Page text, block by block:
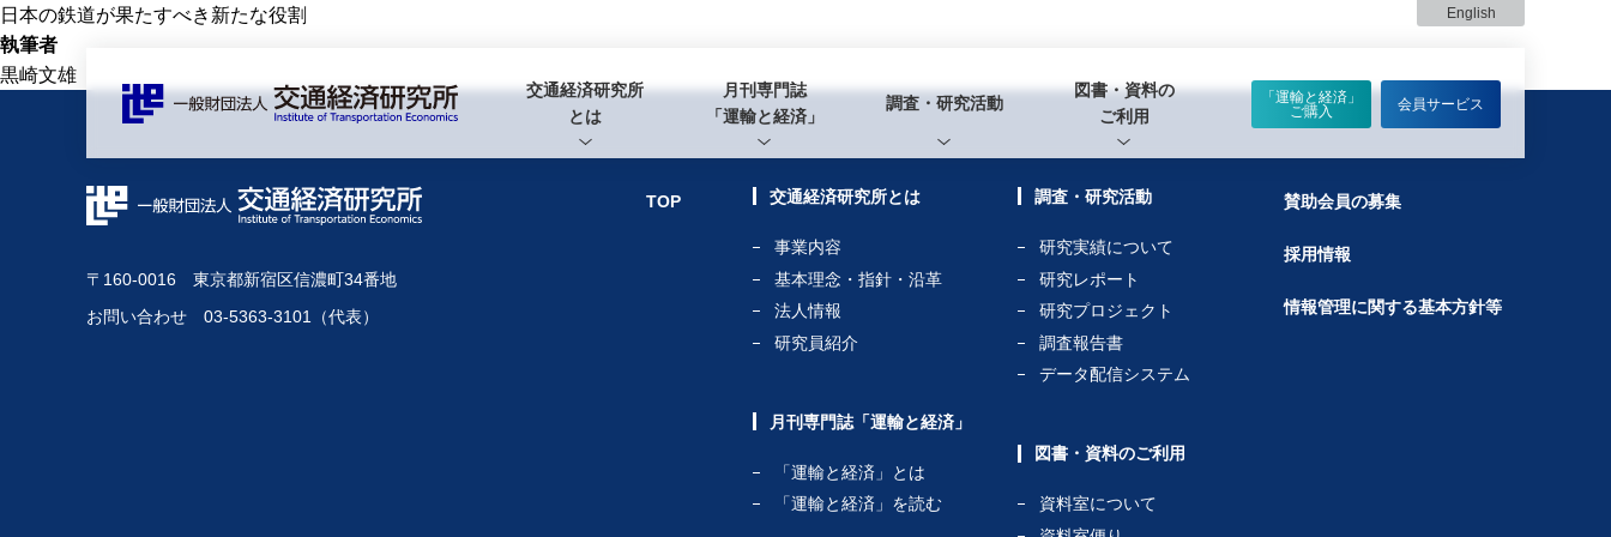
本
文
へ
交通経済研究所
とは
月刊専門誌
「運輸と経済」
調査・研究活動
図書・資料の
ご利用
「運輸と経済」
ご購入
会員サービス
English
日本の鉄道が果たすべき新たな役割
執筆者
黒崎文雄
〒160-0016 東京都新宿区信濃町34番地
お問い合わせ 03-5363-3101（代表）
TOP 交通経済研究所とは
事業内容
基本理念・指針・沿革
法人情報
研究員紹介
月刊専門誌「運輸と経済」
「運輸と経済」とは
「運輸と経済」を読む
調査・研究活動
研究実績について
研究レポート
研究プロジェクト
調査報告書
データ配信システム
図書・資料のご利用
資料室について
賛助会員の募集
採用情報
情報管理に関する基本方針等